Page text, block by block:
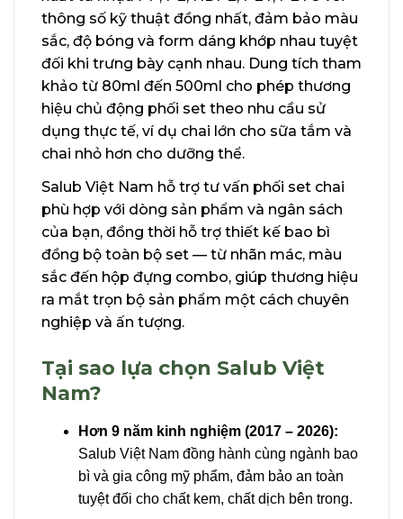
thông số kỹ thuật đồng nhất, đảm bảo màu
sắc, độ bóng và form dáng khớp nhau tuyệt
đối khi trưng bày cạnh nhau. Dung tích tham
khảo từ 80ml đến 500ml cho phép thương
hiệu chủ động phối set theo nhu cầu sử
dụng thực tế, ví dụ chai lớn cho sữa tắm và
chai nhỏ hơn cho dưỡng thể.
Salub Việt Nam hỗ trợ tư vấn phối set chai
phù hợp với dòng sản phẩm và ngân sách
của bạn, đồng thời hỗ trợ thiết kế bao bì
đồng bộ toàn bộ set — từ nhãn mác, màu
sắc đến hộp đựng combo, giúp thương hiệu
ra mắt trọn bộ sản phẩm một cách chuyên
nghiệp và ấn tượng.
Tại sao lựa chọn Salub Việt
Nam?
Hơn 9 năm kinh nghiệm (2017 – 2026):
Salub Việt Nam đồng hành cùng ngành bao
bì và gia công mỹ phẩm, đảm bảo an toàn
tuyệt đối cho chất kem, chất dịch bên trong.